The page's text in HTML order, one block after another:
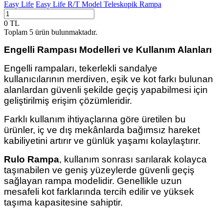
Easy Life Easy Life R/T Model Teleskopik Rampa
0 TL
Toplam 5 ürün bulunmaktadır.
Engelli Rampası Modelleri ve Kullanım Alanları
Engelli rampaları, tekerlekli sandalye
kullanıcılarının merdiven, eşik ve kot farkı bulunan
alanlardan güvenli şekilde geçiş yapabilmesi için
geliştirilmiş erişim çözümleridir.
Farklı kullanım ihtiyaçlarına göre üretilen bu
ürünler, iç ve dış mekânlarda bağımsız hareket
kabiliyetini artırır ve günlük yaşamı kolaylaştırır.
Rulo Rampa, kullanım sonrası sarılarak kolayca
taşınabilen ve geniş yüzeylerde güvenli geçiş
sağlayan rampa modelidir. Genellikle uzun
mesafeli kot farklarında tercih edilir ve yüksek
taşıma kapasitesine sahiptir.